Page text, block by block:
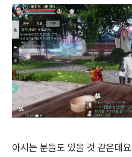
아시는 분들도 있을 것 같은데